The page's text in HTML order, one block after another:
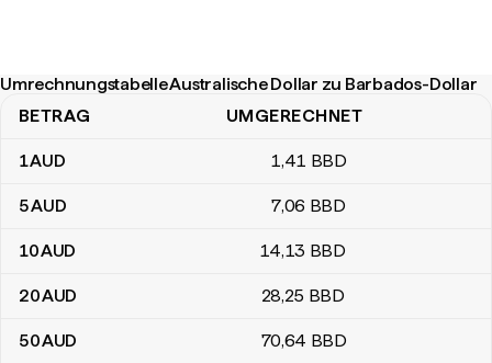
Umrechnungstabelle Australische Dollar zu Barbados-Dollar
Umrechnungstabelle Australische Dollar zu Barbados-Dollar
BETRAG UMGERECHNET
1AUD 1,41 BBD
5AUD 7,06 BBD
10AUD 14,13 BBD
20AUD 28,25 BBD
50AUD 70,64 BBD